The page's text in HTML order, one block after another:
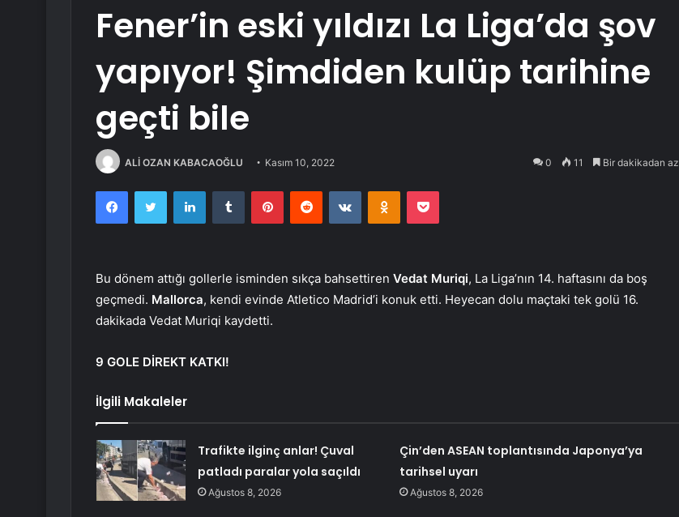
Fener’in eski yıldızı La Liga’da şov
yapıyor! Şimdiden kulüp tarihine
geçti bile
ALİ OZAN KABACAOĞLU Kasım 10, 2022 0 11 Bir dakikadan az
FacebookTwitter LinkedInTumblr PinterestReddit VKontakteOdnoklassniki
Pocket
Bu dönem attığı gollerle isminden sıkça bahsettiren Vedat Muriqi, La Liga’nın 14. haftasını da boş
geçmedi. Mallorca, kendi evinde Atletico Madrid’i konuk etti. Heyecan dolu maçtaki tek golü 16.
dakikada Vedat Muriqi kaydetti.
9 GOLE DİREKT KATKI!
İlgili Makaleler
Trafikte ilginç anlar! Çuval
patladı paralar yola saçıldı
Ağustos 8, 2026
Çin’den ASEAN toplantısında Japonya’ya
tarihsel uyarı
Ağustos 8, 2026